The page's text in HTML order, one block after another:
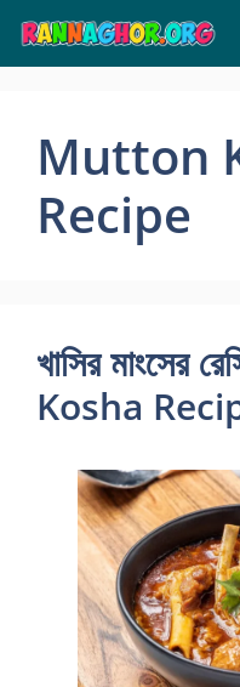
Skip
content
Mutton
Recipe
খাসির মাংসের
Kosha